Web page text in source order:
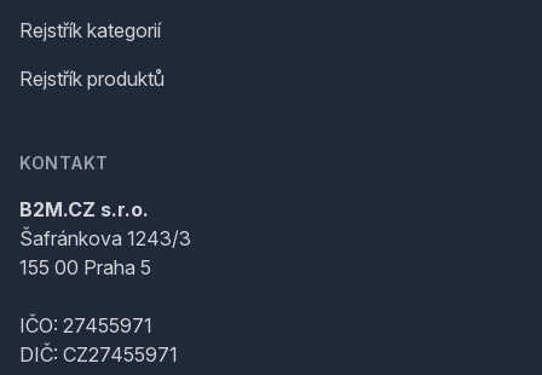
Rejstřík kategorií
Rejstřík produktů
KONTAKT
B2M.CZ s.r.o.
Šafránkova 1243/3
155 00 Praha 5
IČO: 27455971
DIČ: CZ27455971